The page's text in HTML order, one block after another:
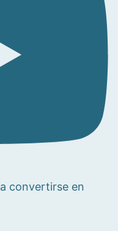
convertirse en